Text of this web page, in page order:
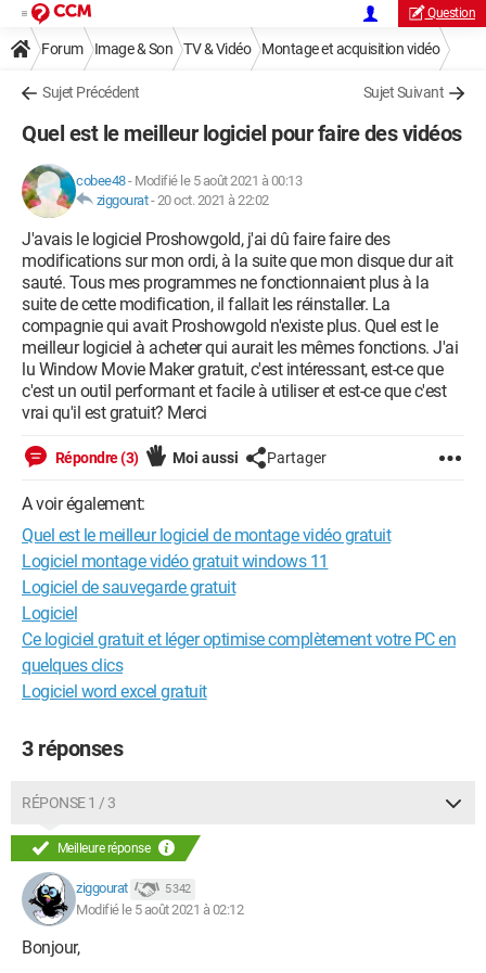
Question
Forum Image & Son TV & Vidéo Montage et acquisition vidéo
Sujet Précédent Sujet Suivant
Quel est le meilleur logiciel pour faire des vidéos
cobee48- Modifié le 5 août 2021 à 00:13
ziggourat-20 oct. 2021 à 22:02
J'avais le logiciel Proshowgold, j'ai dû faire faire des
modifications sur mon ordi, à la suite que mon disque dur ait
sauté. Tous mes programmes ne fonctionnaient plus à la
suite de cette modification, il fallait les réinstaller. La
compagnie qui avait Proshowgold n'existe plus. Quel est le
meilleur logiciel à acheter qui aurait les mêmes fonctions. J'ai
lu Window Movie Maker gratuit, c'est intéressant, est-ce que
c'est un outil performant et facile à utiliser et est-ce que c'est
vrai qu'il est gratuit? Merci
Répondre (3) Moi aussi Partager
A voir également:
Quel est le meilleur logiciel de montage vidéo gratuit
Logiciel montage vidéo gratuit windows 11
Logiciel de sauvegarde gratuit
Logiciel
Ce logiciel gratuit et léger optimise complètement votre PC en
quelques clics
Logiciel word excel gratuit
3 réponses
RÉPONSE 1 / 3
Meilleure réponse
ziggourat 5 342
Modifié le 5 août 2021 à 02:12
Bonjour,